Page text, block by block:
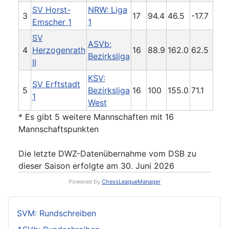
3
SV Horst-
Emscher 1
NRW: Liga
1
17 94.4 46.5 -17.7
4
SV
Herzogenrath
II
ASVb:
Bezirksliga
16 88.9 162.0 62.5
5
SV Erftstadt
1
KSV:
Bezirksliga
West
16 100 155.0 71.1
* Es gibt 5 weitere Mannschaften mit 16
Mannschaftspunkten
Die letzte DWZ-Datenübernahme vom DSB zu
dieser Saison erfolgte am 30. Juni 2026
Powered by ChessLeagueManager
SVM: Rundschreiben